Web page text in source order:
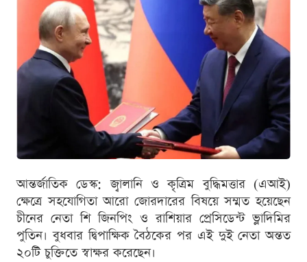
আন্তর্জাতিক ডেস্ক: জ্বালানি ও কৃত্রিম বুদ্ধিমত্তার (এআই)
ক্ষেত্রে সহযোগিতা আরো জোরদারের বিষয়ে সম্মত হয়েছেন
চীনের নেতা শি জিনপিং ও রাশিয়ার প্রেসিডেন্ট ভ্লাদিমির
পুতিন। বুধবার দ্বিপাক্ষিক বৈঠকের পর এই দুই নেতা অন্তত
২০টি চুক্তিতে স্বাক্ষর করেছেন।